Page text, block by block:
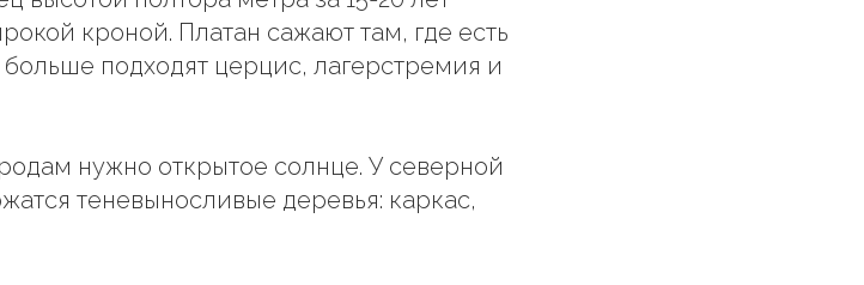
кроной. Платан сажают там, где есть
подходят церцис, лагерстремия и
нужно открытое солнце. У северной
теневыносливые деревья: каркас,